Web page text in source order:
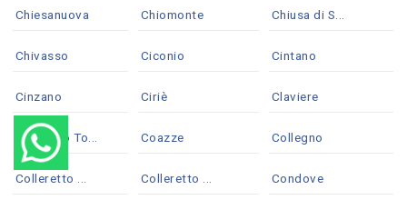
Chiesanuova Chiomonte Chiusa di S...
Chivasso Ciconio Cintano
Cinzano Ciriè Claviere
Coassolo To... Coazze Collegno
Colleretto ... Colleretto ... Condove